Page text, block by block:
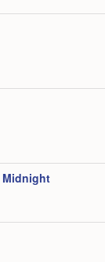
Midnight